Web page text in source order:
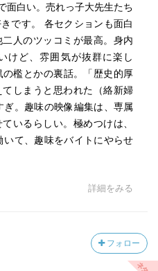
面白い。売れっ子大先生たち
です。 各セクションも面白
人のツッコミが最高。身内
けど、雰囲気が抜群に楽し
檻とかの裏話。「歴史的厚
しまうと思われた（絡新婦
。趣味の映像編集は、専属
いるらしい。極めつけは、
いて、趣味をバイトにやらせ
詳細をみる
フォロー